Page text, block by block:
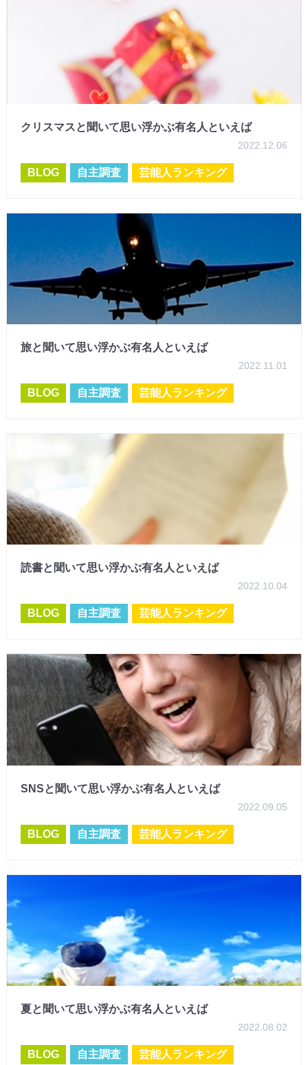
クリスマスと聞いて思い浮かぶ有名人といえば
2022.12.06
BLOG 自主調査 芸能人ランキング
旅と聞いて思い浮かぶ有名人といえば
2022.11.01
BLOG 自主調査 芸能人ランキング
読書と聞いて思い浮かぶ有名人といえば
2022.10.04
BLOG 自主調査 芸能人ランキング
SNSと聞いて思い浮かぶ有名人といえば
2022.09.05
BLOG 自主調査 芸能人ランキング
夏と聞いて思い浮かぶ有名人といえば
2022.08.02
BLOG 自主調査 芸能人ランキング